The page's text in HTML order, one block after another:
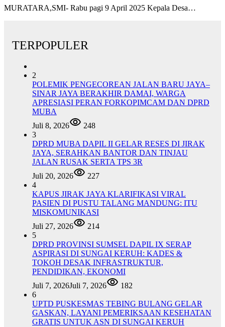
MURATARA,SMI- Rabu pagi 9 April 2025 Kepala Desa…
TERPOPULER
2
POLEMIK PENGECOREAN JALAN BARU JAYA–
SINAR JAYA BERAKHIR DAMAI, WARGA
APRESIASI PERAN FORKOPIMCAM DAN DPRD
MUBA
Juli 8, 2026
248
3
DPRD MUBA DAPIL II GELAR RESES DI JIRAK
JAYA, SERAHKAN BANTOR DAN TINJAU
JALAN RUSAK SERTA TPS 3R
Juli 20, 2026
227
4
KAPUS JIRAK JAYA KLARIFIKASI VIRAL
PASIEN DI PUSTU TALANG MANDUNG: ITU
MISKOMUNIKASI
Juli 27, 2026
214
5
DPRD PROVINSI SUMSEL DAPIL IX SERAP
ASPIRASI DI SUNGAI KERUH: KADES &
TOKOH DESAK INFRASTRUKTUR,
PENDIDIKAN, EKONOMI
Juli 7, 2026Juli 7, 2026
182
6
UPTD PUSKESMAS TEBING BULANG GELAR
GASKAN, LAYANI PEMERIKSAAN KESEHATAN
GRATIS UNTUK ASN DI SUNGAI KERUH